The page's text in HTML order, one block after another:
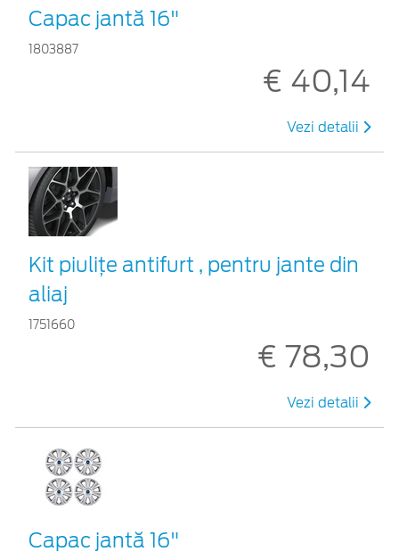
Capac jantă 16"
1803887
€ 40,14
Vezi detalii
Kit piuliţe antifurt , pentru jante din
aliaj
1751660
€ 78,30
Vezi detalii
Capac jantă 16"